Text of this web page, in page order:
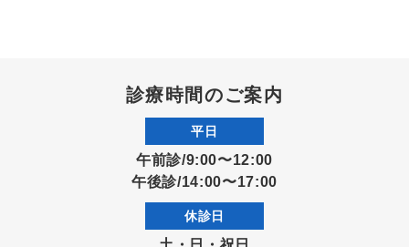
診療時間のご案内
平日
午前診/9:00〜12:00
午後診/14:00〜17:00
休診日